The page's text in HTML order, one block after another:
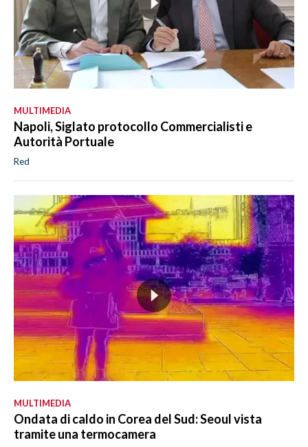
MULTIMEDIA
Napoli, Siglato protocollo Commercialisti e
Autorità Portuale
Red
MULTIMEDIA
Ondata di caldo in Corea del Sud: Seoul vista
tramite una termocamera